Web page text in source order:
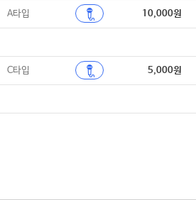
A타입 10,000원
C타입 5,000원